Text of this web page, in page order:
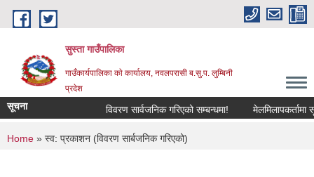
Skip to main content
सुस्ता गाउँपालिका
गाउँकार्यपालिका काे कार्यालय, नवलपरासी ब.सु.प. लुम्बिनी
प्रदेश
सूचना विवरण सार्वजनिक गरिएको सम्बन्धमा! मेलमिलापकर्तामा
You are here
Home » स्व: प्रकाशन (विवरण सार्बजनिक गरिएको)